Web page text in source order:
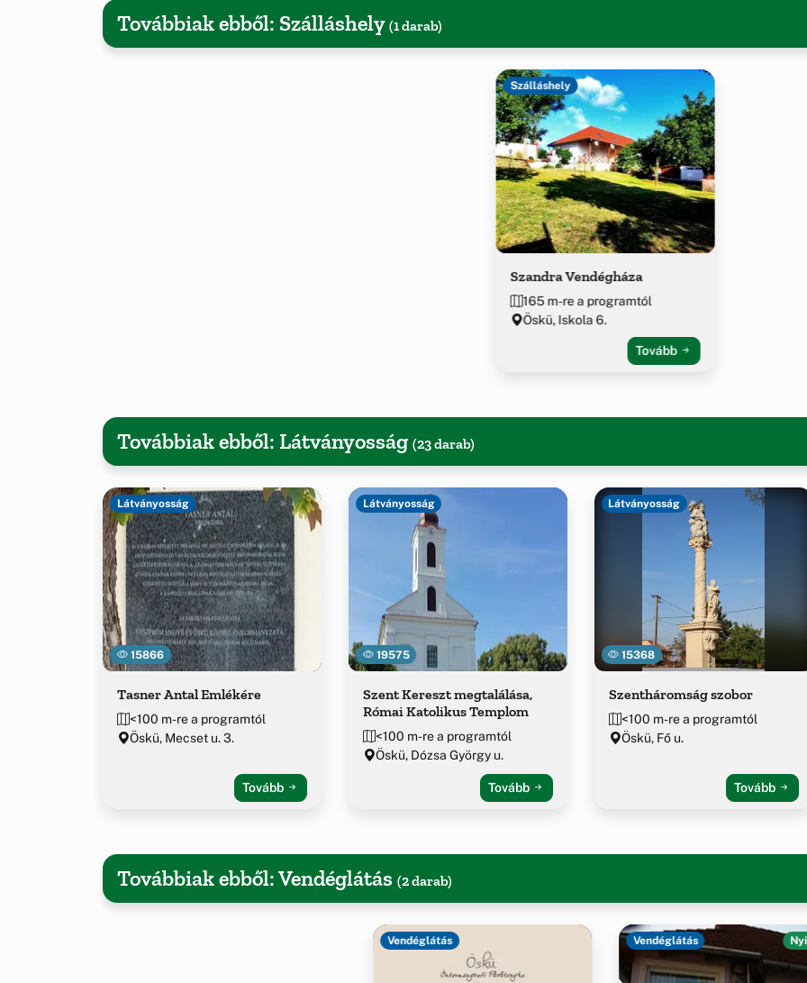
Továbbiak ebből: Szálláshely (1 darab)
Szálláshely
Szandra Vendégháza
165 m-re a programtól
Öskü, Iskola 6.
Tovább
Továbbiak ebből: Látványosság (23 darab)
15866
Látványosság
Tasner Antal Emlékére
<100 m-re a programtól
Öskü, Mecset u. 3.
Tovább
19575
Látványosság
Szent Kereszt megtalálása,
Római Katolikus Templom
<100 m-re a programtól
Öskü, Dózsa György u.
Tovább
15368
Látványosság
Szentháromság szobor
<100 m-re a programtól
Öskü, Fő u.
Tovább
Továbbiak ebből: Vendéglátás (2 darab)
Vendéglátás Vendéglátás